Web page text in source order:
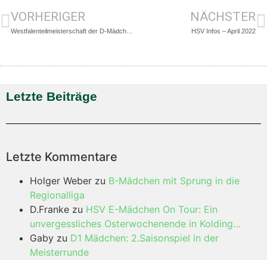
VORHERIGER NÄCHSTER
HSV Infos – April 2022
Letzte Beiträge
Letzte Kommentare
Holger Weber zu B-Mädchen mit Sprung in die
Regionalliga
D.Franke zu HSV E-Mädchen On Tour: Ein
unvergessliches Osterwochenende in Kolding…
Gaby zu D1 Mädchen: 2.Saisonspiel in der
Meisterrunde